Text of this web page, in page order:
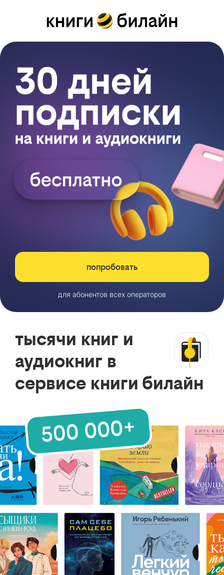
попробовать
для абонентов всех операторов
тысячи книг и
аудиокниг в
сервисе книги билайн